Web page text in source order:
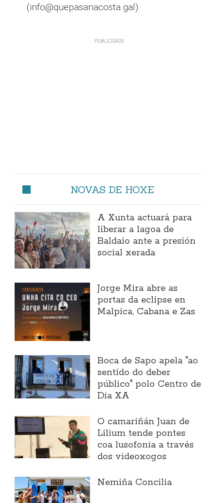
(info@quepasanacosta.gal).
NOVAS DE HOXE
A Xunta actuará para
liberar a lagoa de
Baldaio ante a presión
social xerada
Jorge Mira abre as
portas da eclipse en
Malpica, Cabana e Zas
Boca de Sapo apela "ao
sentido do deber
público" polo Centro de
Día XA
O camariñán Juan de
Lilium tende pontes
coa lusofonía a través
dos videoxogos
Nemiña Concilia